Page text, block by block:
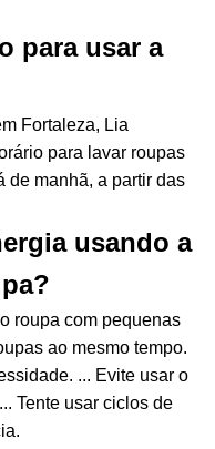
para usar a
Fortaleza, Lia
para lavar roupas
de manhã, a partir das
usando a
roupa com pequenas
ao mesmo tempo.
... Evite usar o
Tente usar ciclos de